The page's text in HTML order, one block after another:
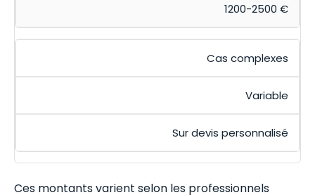
1200-2500 €
Cas complexes
Variable
Sur devis personnalisé
Ces montants varient selon les professionnels